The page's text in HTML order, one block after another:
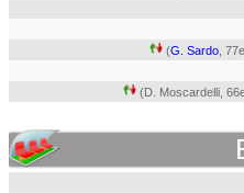
(G. Sardo ,
(D. Moscardelli,